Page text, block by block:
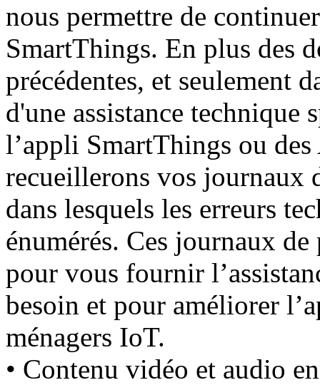
nous permettre de
SmartThings. En plus des
précédentes, et seulement
d'une assistance
l’appli SmartThings ou
recueillerons vos journaux
dans lesquels les erreurs
énumérés. Ces journaux
pour vous fournir
besoin et pour améliorer
ménagers IoT.
• Contenu vidéo et audio